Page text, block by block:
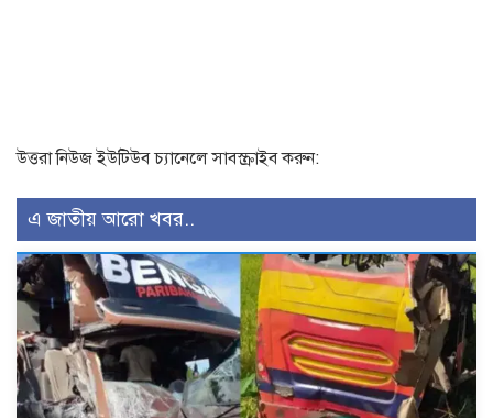
উত্তরা নিউজ ইউটিউব চ্যানেলে সাবস্ক্রাইব করুন:
এ জাতীয় আরো খবর..